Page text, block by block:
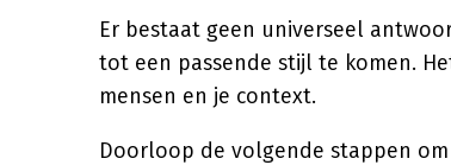
Er bestaat geen universeel
tot een passende stijl te komen.
mensen en je context.
Doorloop de volgende stappen